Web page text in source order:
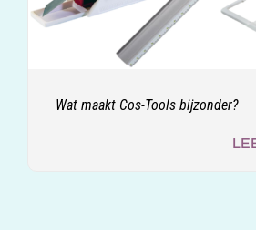
Wat maakt Cos-Tools bijzonder?